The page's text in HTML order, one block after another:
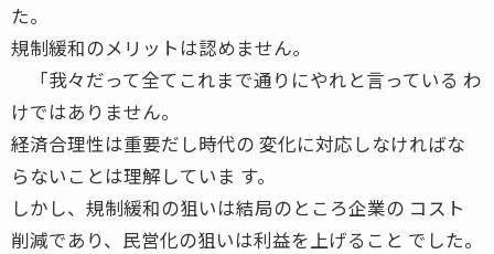
た。
規制緩和のメリットは認めません。
「我々だって全てこれまで通りにやれと言っている わ
けではありません。
経済合理性は重要だし時代の 変化に対応しなければな
らないことは理解していま す。
しかし、規制緩和の狙いは結局のところ企業の コスト
削減であり、民営化の狙いは利益を上げること でした。